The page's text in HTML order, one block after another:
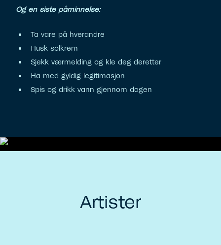
Og en siste påminnelse:
Ta vare på hverandre
Husk solkrem
Sjekk værmelding og kle deg deretter
Ha med gyldig legitimasjon
Spis og drikk vann gjennom dagen
Artister